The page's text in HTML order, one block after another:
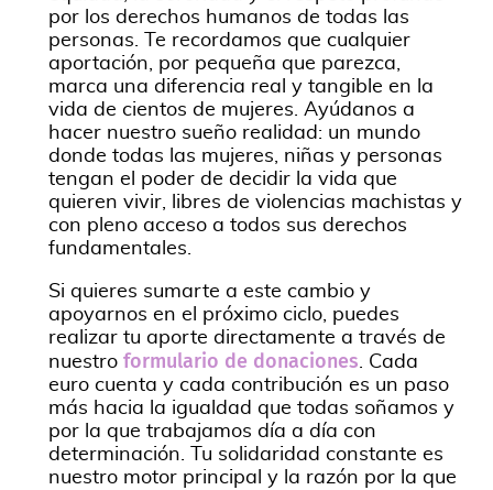
por los derechos humanos de todas las
personas. Te recordamos que cualquier
aportación, por pequeña que parezca,
marca una diferencia real y tangible en la
vida de cientos de mujeres. Ayúdanos a
hacer nuestro sueño realidad: un mundo
donde todas las mujeres, niñas y personas
tengan el poder de decidir la vida que
quieren vivir, libres de violencias machistas y
con pleno acceso a todos sus derechos
fundamentales.
Si quieres sumarte a este cambio y
apoyarnos en el próximo ciclo, puedes
realizar tu aporte directamente a través de
nuestro formulario de donaciones. Cada
euro cuenta y cada contribución es un paso
más hacia la igualdad que todas soñamos y
por la que trabajamos día a día con
determinación. Tu solidaridad constante es
nuestro motor principal y la razón por la que